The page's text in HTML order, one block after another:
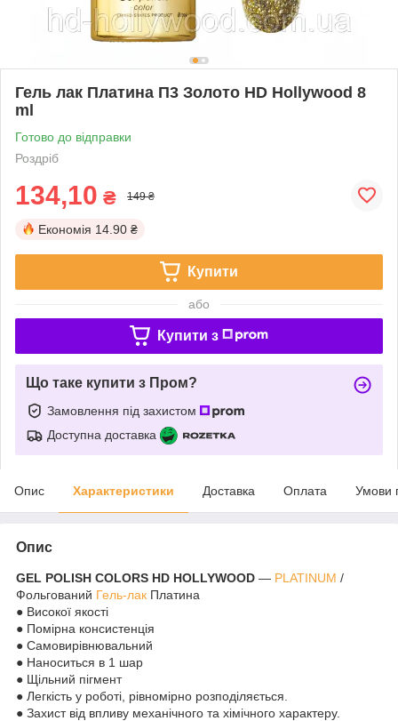
Гель лак Платина П3 Золото HD Hollywood 8
ml
Готово до відправки
Роздріб
134,10 ₴ 149 ₴
Економія 14.90 ₴
Купити
або
Купити з
Що таке купити з Пром?
Замовлення під захистом
Доступна доставка
Опис Характеристики Доставка Оплата Умови
Опис
GEL POLISH COLORS HD HOLLYWOOD — PLATINUM /
Фольгований Гель-лак Платина
● Високої якості
● Помірна консистенція
● Самовирівнювальний
● Наноситься в 1 шар
● Щільний пігмент
● Легкість у роботі, рівномірно розподіляється.
● Захист від впливу механічного та хімічного характеру.